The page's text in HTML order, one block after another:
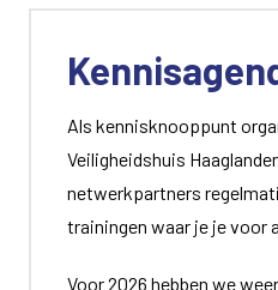
Als kennisknooppunt
Veiligheidshuis
netwerkpartners
trainingen waar je je voor
Voor 2026 hebben we